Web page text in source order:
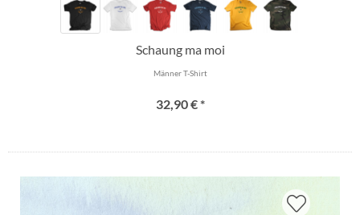
Schaung ma moi
Männer T-Shirt
32,90 € *